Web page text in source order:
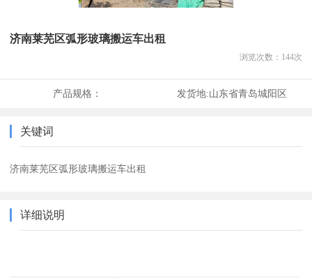
济南莱芜区弧形玻璃搬运车出租
浏览次数： 144次
产品规格： 发货地:山东省青岛城阳区
关键词
济南莱芜区弧形玻璃搬运车出租
详细说明